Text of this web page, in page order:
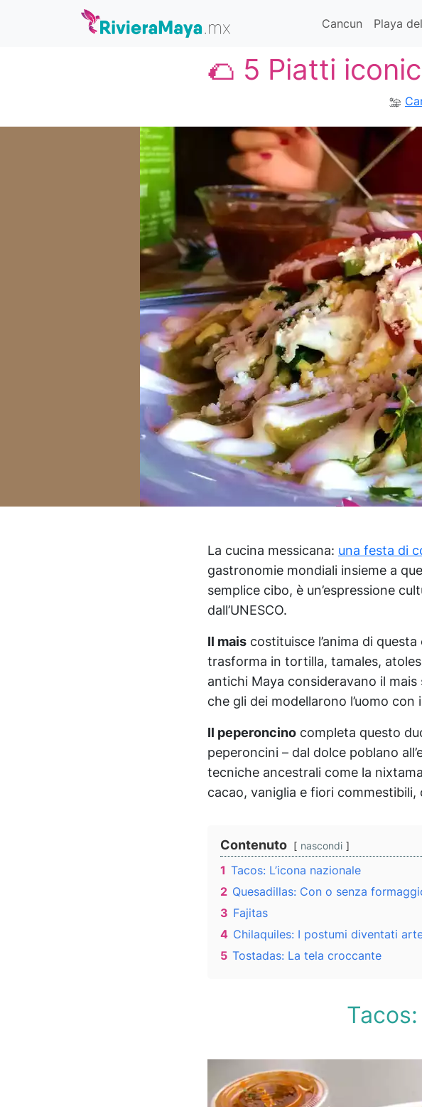
Cancun Playa
🌮 5 Piatti
La cucina messicana: una festa di
gastronomie mondiali insieme a
semplice cibo, è un’espressione
dall’UNESCO.
Il mais costituisce l’anima di
trasforma in tortilla, tamales,
antichi Maya consideravano il
che gli dei modellarono l’uomo con
Il peperoncino completa questo
peperoncini – dal dolce poblano
tecniche ancestrali come la
cacao, vaniglia e fiori commestibili,
Contenuto nascondi
1 Tacos: L’icona nazionale
2 Quesadillas: Con o senza
3 Fajitas
4 Chilaquiles: I postumi diventati
5 Tostadas: La tela croccante